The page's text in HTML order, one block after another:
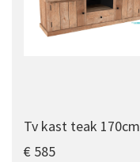
Tv kast teak 170cm
€ 585